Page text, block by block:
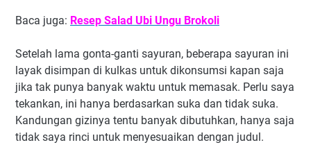
Baca juga: Resep Salad Ubi Ungu Brokoli
Setelah lama gonta-ganti sayuran, beberapa sayuran ini
layak disimpan di kulkas untuk dikonsumsi kapan saja
jika tak punya banyak waktu untuk memasak. Perlu saya
tekankan, ini hanya berdasarkan suka dan tidak suka.
Kandungan gizinya tentu banyak dibutuhkan, hanya saja
tidak saya rinci untuk menyesuaikan dengan judul.